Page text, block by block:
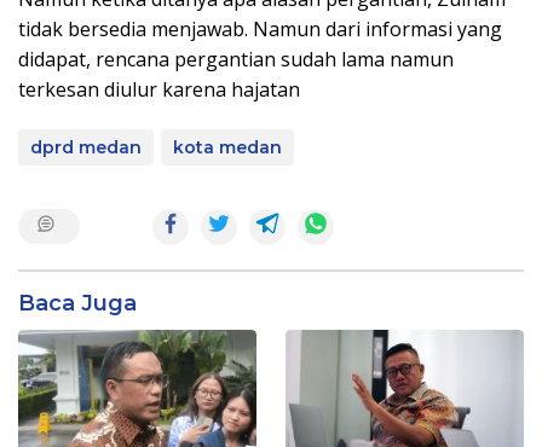
tidak bersedia menjawab. Namun dari informasi yang
didapat, rencana pergantian sudah lama namun
terkesan diulur karena hajatan
dprd medan kota medan
Baca Juga